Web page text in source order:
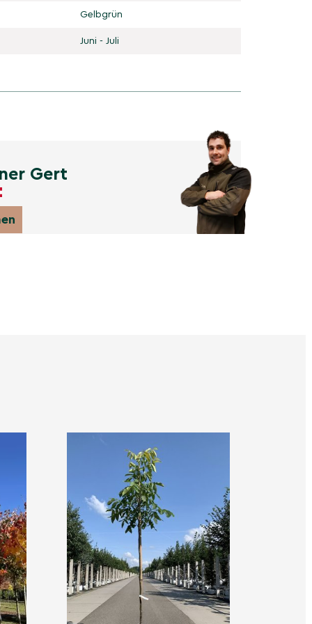
Gelbgrün
Juni - Juli
Gert